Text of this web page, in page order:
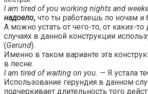
I am tired of you working nights and
надоело, что ты работаешь по ночам и
А можно устать от чего-то, от каких-то
случаях в данной конструкции
(Gerund).
Именно в таком варианте эта
в песне.
I am tired of waiting on you. — Я устала
Использование герундия в данном
подчеркивает длительность того